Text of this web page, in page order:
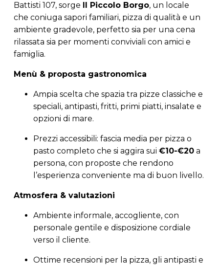
Battisti 107, sorge
Il Piccolo Borgo, un locale
che coniuga sapori familiari, pizza di qualità e un
ambiente gradevole, perfetto sia per una cena
rilassata sia per momenti conviviali con amici e
famiglia.
Menù & proposta gastronomica
Ampia scelta che spazia tra pizze classiche e
speciali, antipasti, fritti, primi piatti, insalate e
opzioni di mare.
Prezzi accessibili: fascia media per pizza o
pasto completo che si aggira sui €10-€20 a
persona, con proposte che rendono
l’esperienza conveniente ma di buon livello.
Atmosfera & valutazioni
Ambiente informale, accogliente, con
personale gentile e disposizione cordiale
verso il cliente.
Ottime recensioni per la pizza, gli antipasti e